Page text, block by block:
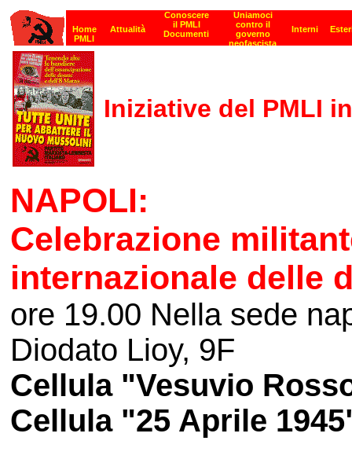
Iniziative del PMLI
NAPOLI:
Celebrazione
internazionale delle
ore 19.00 Nella sede
Diodato Lioy, 9F
Cellula "Vesuvio
Cellula "25 Aprile